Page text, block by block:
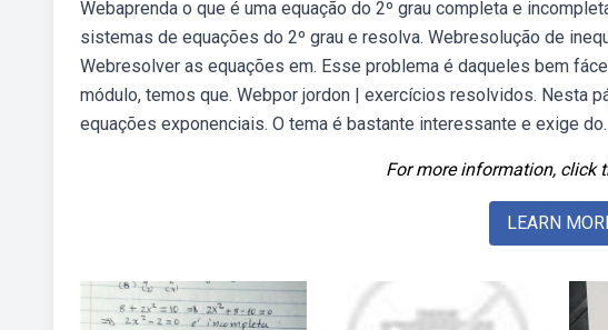
Webaprenda o que é uma equação do 2º grau completa e
sistemas de equações do 2º grau e resolva. Webresolução de
Webresolver as equações em. Esse problema é daqueles bem
módulo, temos que. Webpor jordon | exercícios resolvidos. Nesta
equações exponenciais. O tema é bastante interessante e exige do.
For more information, click
LEARN